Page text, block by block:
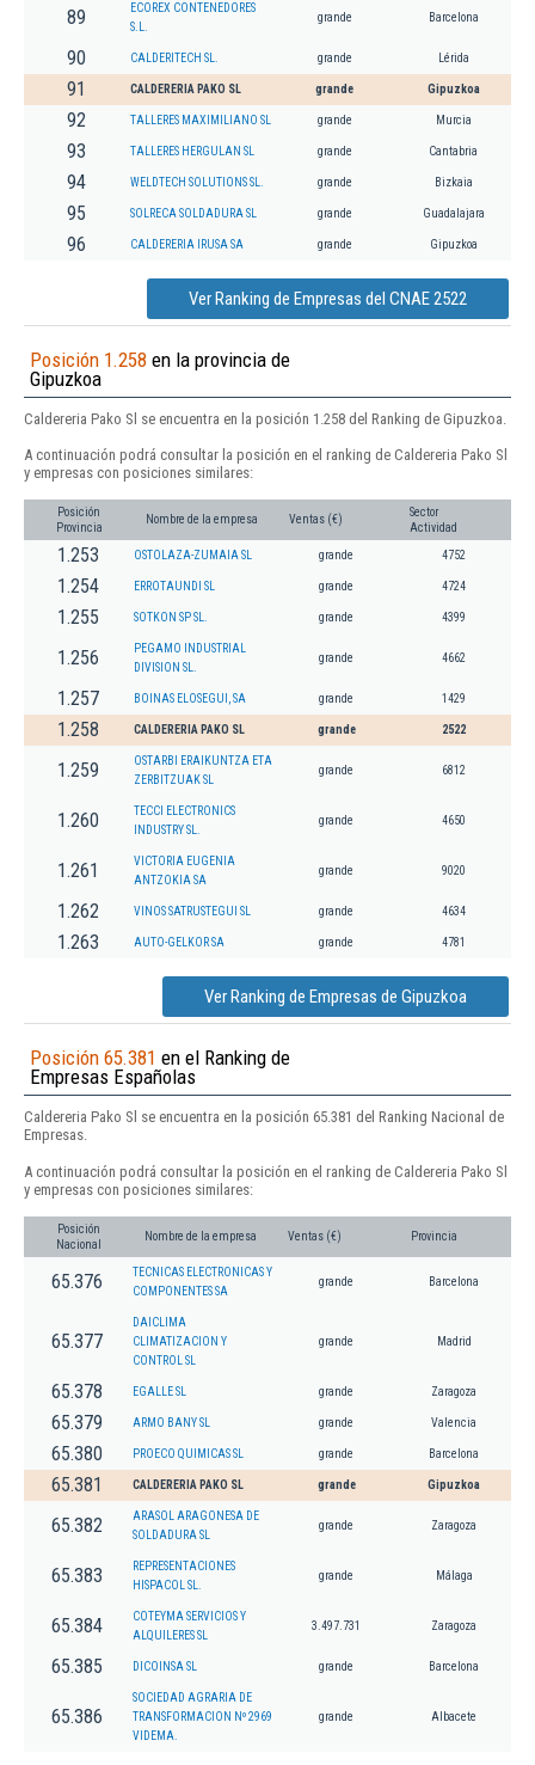
89
ECOREX CONTENEDORES
S.L.
grande Barcelona
90 CALDERITECH SL. grande Lérida
91 CALDERERIA PAKO SL grande Gipuzkoa
92 TALLERES MAXIMILIANO SL grande Murcia
93 TALLERES HERGULAN SL grande Cantabria
94 WELDTECH SOLUTIONS SL. grande Bizkaia
95 SOLRECA SOLDADURA SL grande Guadalajara
96 CALDERERIA IRUSA SA grande Gipuzkoa
Ver Ranking de Empresas del CNAE 2522
Posición 1.258 en la provincia de
Gipuzkoa
Caldereria Pako Sl se encuentra en la posición 1.258 del Ranking de Gipuzkoa.
A continuación podrá consultar la posición en el ranking de Caldereria Pako Sl
y empresas con posiciones similares:
Posición
Provincia
Nombre de la empresa Ventas (€)
Sector
Actividad
1.253 OSTOLAZA-ZUMAIA SL grande 4752
1.254 ERROTAUNDI SL grande 4724
1.255 SOTKON SP SL. grande 4399
1.256
PEGAMO INDUSTRIAL
DIVISION SL.
grande 4662
1.257 BOINAS ELOSEGUI, SA grande 1429
1.258 CALDERERIA PAKO SL grande 2522
1.259
OSTARBI ERAIKUNTZA ETA
ZERBITZUAK SL
grande 6812
1.260
TECCI ELECTRONICS
INDUSTRY SL.
grande 4650
1.261
VICTORIA EUGENIA
ANTZOKIA SA
grande 9020
1.262 VINOS SATRUSTEGUI SL grande 4634
1.263 AUTO-GELKOR SA grande 4781
Ver Ranking de Empresas de Gipuzkoa
Posición 65.381 en el Ranking de
Empresas Españolas
Caldereria Pako Sl se encuentra en la posición 65.381 del Ranking Nacional de
Empresas.
A continuación podrá consultar la posición en el ranking de Caldereria Pako Sl
y empresas con posiciones similares:
Posición
Nacional
Nombre de la empresa Ventas (€) Provincia
65.376
TECNICAS ELECTRONICAS Y
COMPONENTES SA
grande Barcelona
65.377
DAICLIMA
CLIMATIZACION Y
CONTROL SL
grande Madrid
65.378 EGALLE SL grande Zaragoza
65.379 ARMO BANY SL grande Valencia
65.380 PROECO QUIMICAS SL grande Barcelona
65.381 CALDERERIA PAKO SL grande Gipuzkoa
65.382
ARASOL ARAGONESA DE
SOLDADURA SL
grande Zaragoza
65.383
REPRESENTACIONES
HISPACOL SL.
grande Málaga
65.384
COTEYMA SERVICIOS Y
ALQUILERES SL
3.497.731 Zaragoza
65.385 DICOINSA SL grande Barcelona
65.386
SOCIEDAD AGRARIA DE
TRANSFORMACION Nº 2969
VIDEMA.
grande Albacete